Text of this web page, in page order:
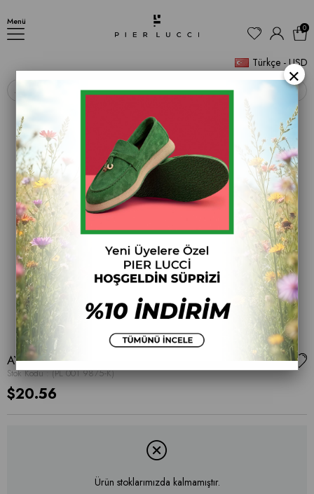
Menü
Türkçe - USD
0
‹ ›
AYAKKABI
Stok Kodu (PL 001 9875-K)
$20.56
Ürün stoklarımızda kalmamıştır.
×